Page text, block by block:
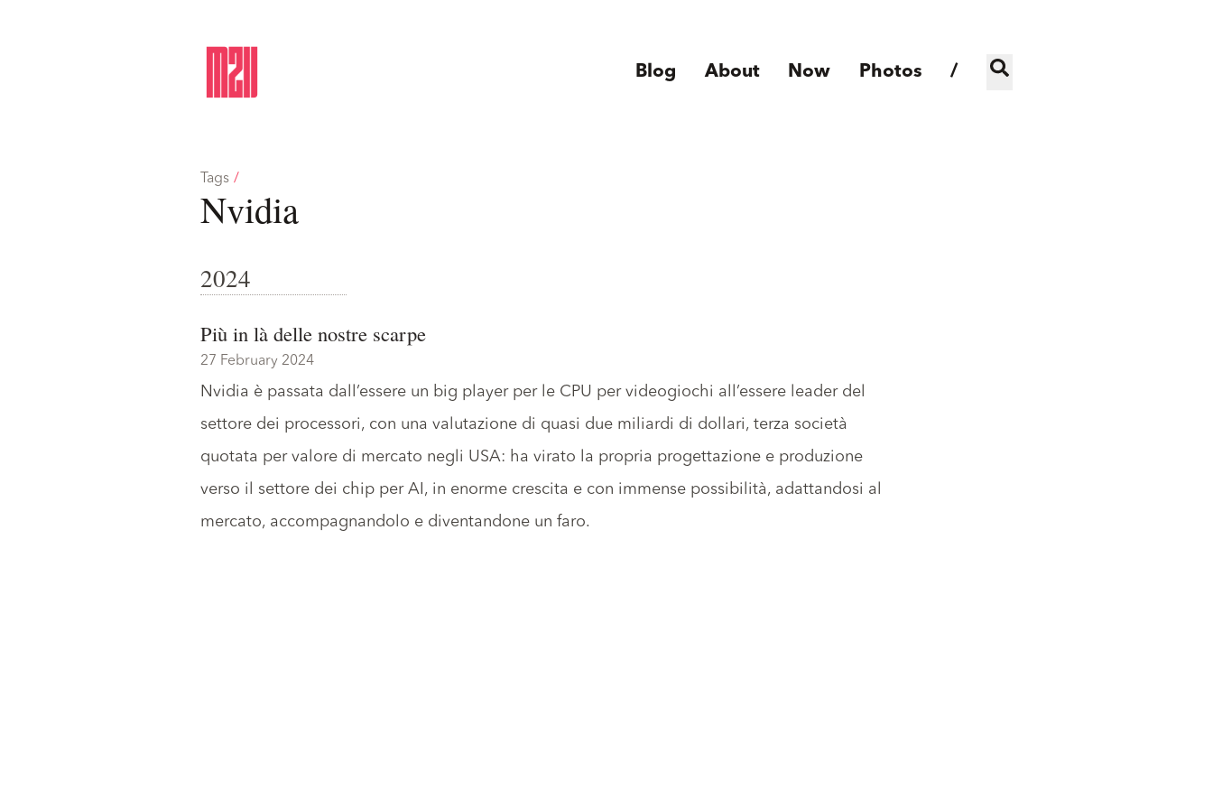
Blog About Now Photos /
Tags /
Nvidia
2024
Più in là delle nostre scarpe
27 February 2024
Nvidia è passata dall’essere un big player per le CPU per videogiochi all’essere leader del
settore dei processori, con una valutazione di quasi due miliardi di dollari, terza società
quotata per valore di mercato negli USA: ha virato la propria progettazione e produzione
verso il settore dei chip per AI, in enorme crescita e con immense possibilità, adattandosi al
mercato, accompagnandolo e diventandone un faro.